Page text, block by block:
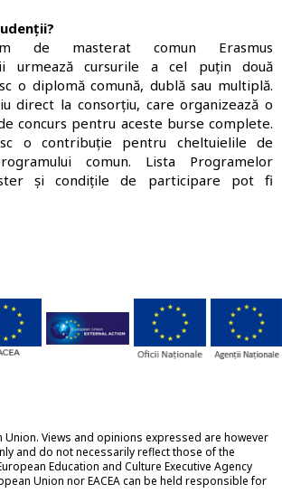
de masterat comun Erasmus
urmează cursurile a cel puțin două
o diplomă comună, dublă sau multiplă.
direct la consorțiu, care organizează o
concurs pentru aceste burse complete.
o contribuție pentru cheltuielile de
comun. Lista Programelor
și condițile de participare pot fi
Union. Views and opinions expressed are however
and do not necessarily reflect those of the
Education and Culture Executive Agency
Union nor EACEA can be held responsible for